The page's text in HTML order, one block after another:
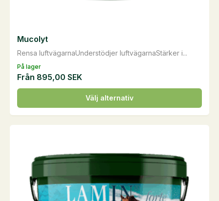
På lager
Rensa luftvägarnaUnderstödjer luftvägarnaStärker i...
Mucolyt
Från 895,00 SEK
Välj alternativ
Den
här
produkten
varianter.
olika
alternativen